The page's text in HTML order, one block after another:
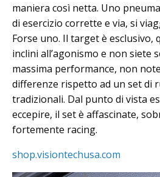
maniera così netta. Uno
di esercizio corrette e via, si
Forse uno. Il target è esclusivo,
inclini all’agonismo e non siete
massima performance, non
differenze rispetto ad un set di
tradizionali. Dal punto di vista
eccepire, il set è affascinate,
fortemente racing.
shop.visiontechusa.com